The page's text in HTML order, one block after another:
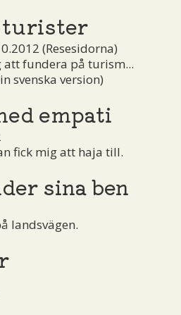
turister
(Resesidorna)
fundera på turism...
svenska version)
empati
fick mig att haja till.
sina ben
landsvägen.